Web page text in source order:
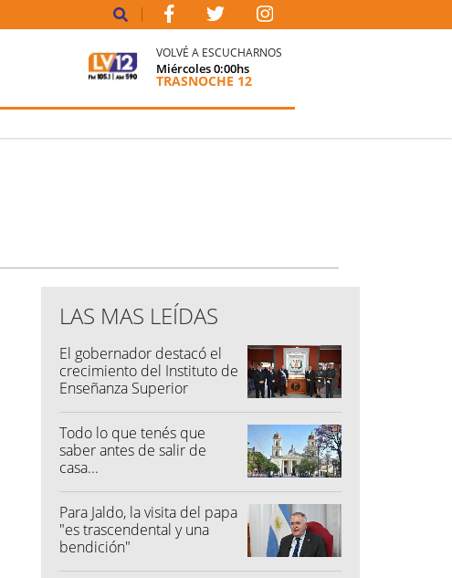
VOLVÉ A ESCUCHARNOS
Miércoles0:00hs
TRASNOCHE 12
LAS MAS LEÍDAS
El gobernador destacó el
crecimiento del Instituto de
Enseñanza Superior
Todo lo que tenés que
saber antes de salir de
casa...
Para Jaldo, la visita del papa
"es trascendental y una
bendición"